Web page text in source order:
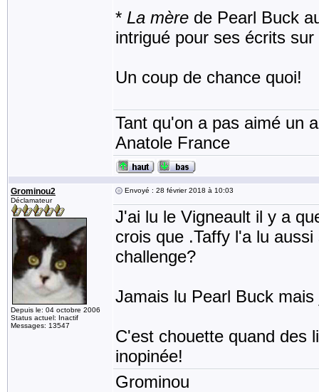
* La mère de Pearl Buck
intrigué pour ses écrits sur
Un coup de chance quoi!
Tant qu'on a pas aimé un
Anatole France
Grominou2
Déclamateur
Depuis le: 04 octobre 2006
Status actuel: Inactif
Messages: 13547
Envoyé : 28 février 2018 à 10:03
J'ai lu le Vigneault il y a
crois que .Taffy l'a lu
challenge?
Jamais lu Pearl Buck
C'est chouette quand des
inopinée!
Grominou